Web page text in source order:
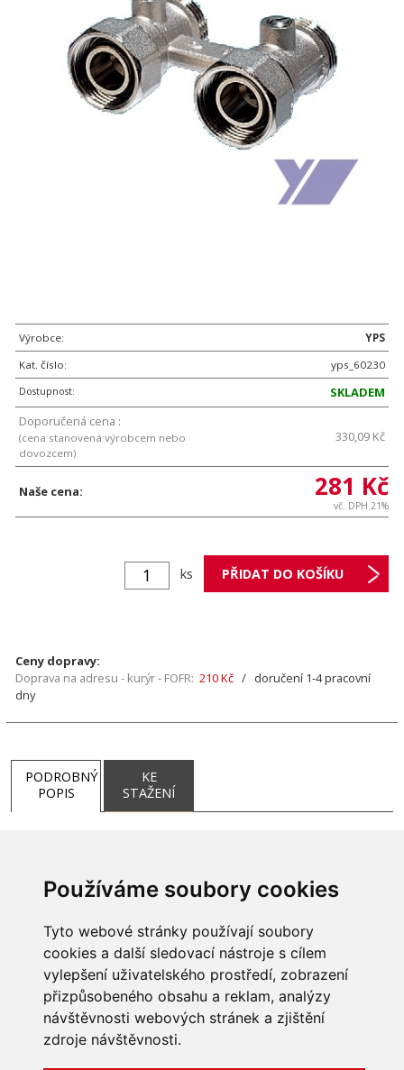
Používáme soubory cookies
Tyto webové stránky používají soubory
cookies a další sledovací nástroje s cílem
vylepšení uživatelského prostředí, zobrazení
přizpůsobeného obsahu a reklam, analýzy
návštěvnosti webových stránek a zjištění
zdroje návštěvnosti.
Výrobce:
YPS
Kat. číslo:
yps_60230
Dostupnost:
SKLADEM
Doporučená cena :
(cena stanovená výrobcem nebo
dovozcem)
330,09 Kč
Naše cena: 281 Kč
vč. DPH 21%
ks
Ceny dopravy:
Doprava na adresu - kurýr - FOFR: 210 Kč / doručení 1-4 pracovní
dny
PODROBNÝ
POPIS
KE
STAŽENÍ
INFORMACE
Obchodní podmínky
Zpracování a ochrana